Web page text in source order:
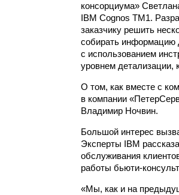
консорциума»
IBM Cognos TM1.
заказчику решить
собирать информацию
с использованием
уровнем детализации,
О том, как вместе с
в компании
Владимир Ночвин.
Большой интерес
Эксперты IBM
обслуживания
работы бьюти-
«Мы, как и на